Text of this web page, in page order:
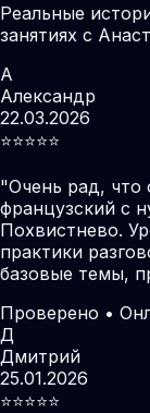
Реальные
занятиях с
А
Александр
22.03.2026
⭐️⭐️⭐️⭐️⭐️
"Очень рад, что
французский с
Похвистнево.
практики
базовые темы,
Проверено •
Д
Дмитрий
25.01.2026
⭐️⭐️⭐️⭐️⭐️